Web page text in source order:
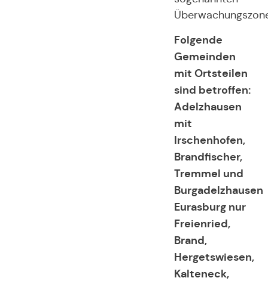
Folgende
Gemeinden
mit Ortsteilen
sind betroffen:
Adelzhausen
mit
Irschenhofen,
Brandfischer,
Tremmel und
Burgadelzhausen
Eurasburg nur
Freienried,
Brand,
Hergetswiesen,
Kalteneck,